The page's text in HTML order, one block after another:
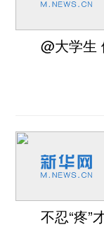
@大学生
不忍“疼”